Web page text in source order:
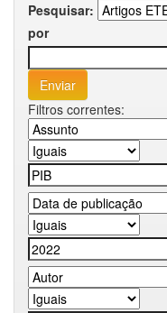
Pesquisar:
por
Filtros correntes: